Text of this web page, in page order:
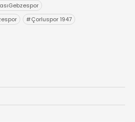
#Çorluspor 1947